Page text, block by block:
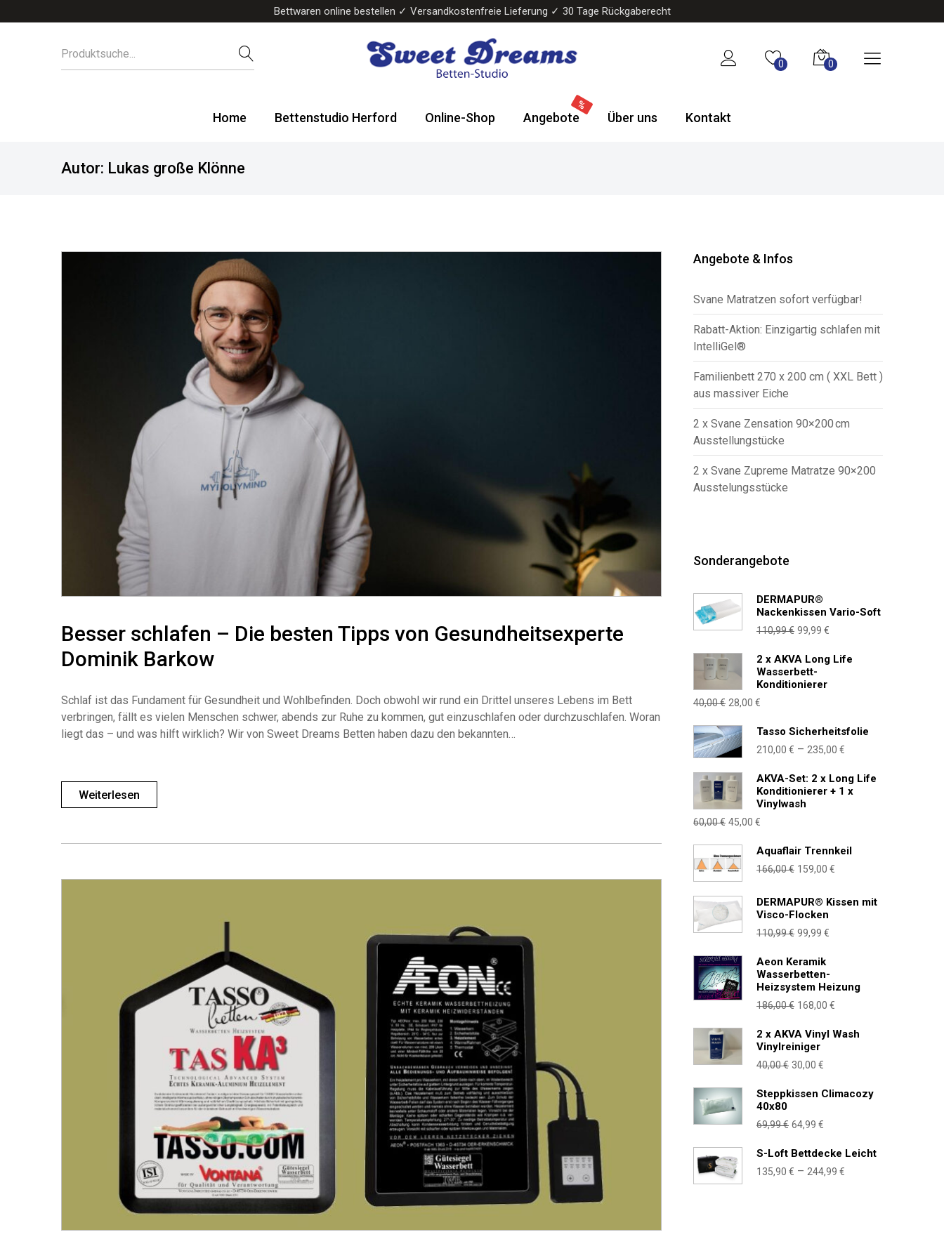
Bettwaren online bestellen ✓ Versandkostenfreie Lieferung ✓ 30 Tage Rückgaberecht
Bettenstudio
Boxspringbetten
0 0
Home Bettenstudio Herford Online-Shop Angebote Über uns Kontakt
Autor: Lukas große Klönne
Besser schlafen – Die besten Tipps von Gesundheitsexperte
Dominik Barkow
Schlaf ist das Fundament für Gesundheit und Wohlbefinden. Doch obwohl wir rund ein Drittel unseres Lebens im Bett
verbringen, fällt es vielen Menschen schwer, abends zur Ruhe zu kommen, gut einzuschlafen oder durchzuschlafen. Woran
liegt das – und was hilft wirklich? Wir von Sweet Dreams Betten haben dazu den bekannten…
Weiterlesen
Angebote & Infos
Svane Matratzen sofort verfügbar!
Rabatt-Aktion: Einzigartig schlafen mit
IntelliGel®
Familienbett 270 x 200 cm ( XXL Bett )
aus massiver Eiche
2 x Svane Zensation 90×200 cm
Ausstellungstücke
2 x Svane Zupreme Matratze 90×200
Ausstelungsstücke
Sonderangebote
DERMAPUR®
Nackenkissen Vario-Soft
110,99€ Ursprünglicher
war:
110,99 €
99,99 €
ist:
2 x AKVA Long Life
Wasserbett-
Konditionierer
40,00€ Ursprünglicher
war:
40,00 €
28,00 €
ist:
28,00 €.
Tasso Sicherheitsfolie
210,00 € – 235,00 €
bis
235,00 €
AKVA-Set: 2 x Long Life
Konditionierer + 1 x
Vinylwash
60,00€ Ursprünglicher
war:
60,00 €
45,00 €
ist:
45,00 €.
Aquaflair Trennkeil
166,00€ Ursprünglicher
war:
166,00 €
159,00 €
ist:
DERMAPUR® Kissen mit
Visco-Flocken
110,99€ Ursprünglicher
war:
110,99 €
99,99 €
99,99 €.
Aeon Keramik
Wasserbetten-
Heizsystem Heizung
186,00€ Ursprünglicher
war:
186,00 €
168,00 €
ist:
2 x AKVA Vinyl Wash
Vinylreiniger
40,00€ Ursprünglicher
war:
30,00 €
ist:
Steppkissen Climacozy
40x80
69,99€ Ursprünglicher
war:
69,99 €
64,99 €
ist:
64,99 €.
S-Loft Bettdecke Leicht
135,90 € – 244,99 €